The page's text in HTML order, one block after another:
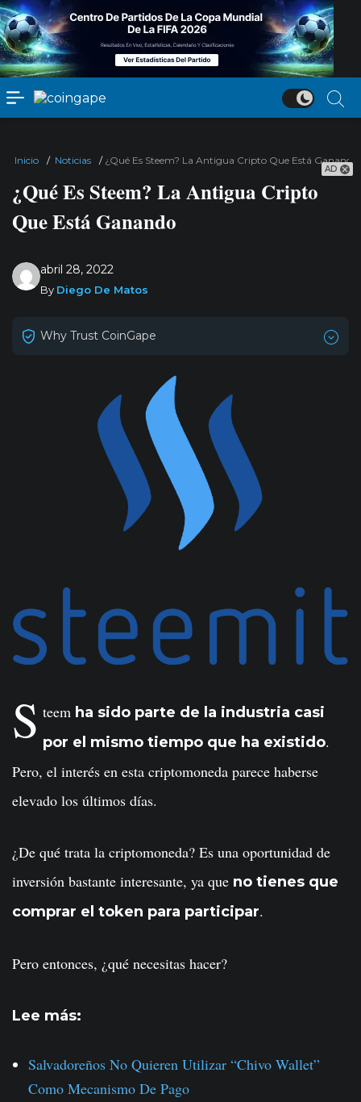
AD
Inicio / Noticias / ¿Qué Es Steem? La Antigua Cripto Que Está Ganando
¿Qué Es Steem? La Antigua Cripto
Que Está Ganando
abril 28, 2022
By Diego De Matos
Why Trust CoinGape
S teem ha sido parte de la industria casi
por el mismo tiempo que ha existido.
Pero, el interés en esta criptomoneda parece haberse
elevado los últimos días.
¿De qué trata la criptomoneda? Es una oportunidad de
inversión bastante interesante, ya que no tienes que
comprar el token para participar.
Pero entonces, ¿qué necesitas hacer?
Lee más:
Salvadoreños No Quieren Utilizar “Chivo Wallet”
Como Mecanismo De Pago